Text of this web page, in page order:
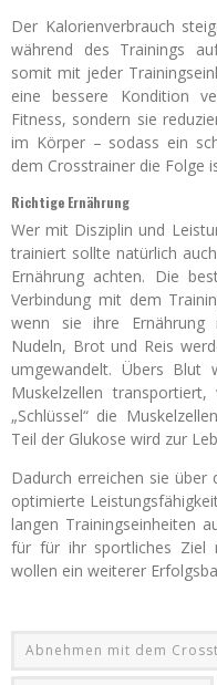
Der Kalorienverbrauch
während des Trainings
somit mit jeder
eine bessere Kondition
Fitness, sondern sie
im Körper – sodass ein
dem Crosstrainer die Folge
Richtige Ernährung
Wer mit Disziplin und
trainiert sollte natürlich
Ernährung achten. Die
Verbindung mit dem
wenn sie ihre Ernährung
Nudeln, Brot und Reis
umgewandelt. Übers Blut
Muskelzellen
„Schlüssel“ die
Teil der Glukose wird zur
Dadurch erreichen sie über
optimierte
langen Trainingseinheiten
für für ihr sportliches Ziel
wollen ein weiterer
Abnehmen mit dem